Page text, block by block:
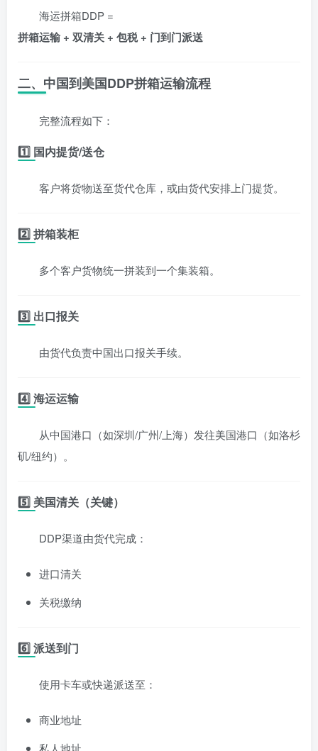
海运拼箱DDP =
拼箱运输 + 双清关 + 包税 + 门到门派送
二、中国到美国DDP拼箱运输流程
完整流程如下：
1️⃣ 国内提货/送仓
客户将货物送至货代仓库，或由货代安排上门提货。
2️⃣ 拼箱装柜
多个客户货物统一拼装到一个集装箱。
3️⃣ 出口报关
由货代负责中国出口报关手续。
4️⃣ 海运运输
从中国港口（如深圳/广州/上海）发往美国港口（如洛杉
矶/纽约）。
5️⃣ 美国清关（关键）
DDP渠道由货代完成：
进口清关
关税缴纳
6️⃣ 派送到门
使用卡车或快递派送至：
商业地址
私人地址